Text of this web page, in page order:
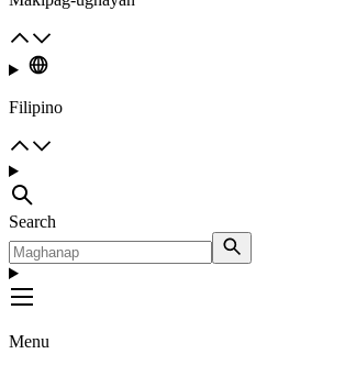
Filipino
Search
Menu